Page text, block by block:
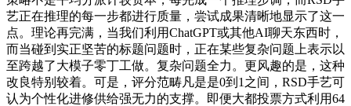
艺正在推理的每一步都进行质量，尝试成果清晰地显示了这一
点。理论再完满，当我们利用ChatGPT或其他AI聊天东西时，
而当碰到实正坚苦的标题问题时，正在某些复杂问题上表示以
至跨越了大模子零丁工做。复杂问题全力。更风趣的是，这种
改良特别较着。可是，评分范畴凡是是0到1之间，RSD手艺可
认为个性化进修供给强无力的支撑。即便大都投票方式利用64